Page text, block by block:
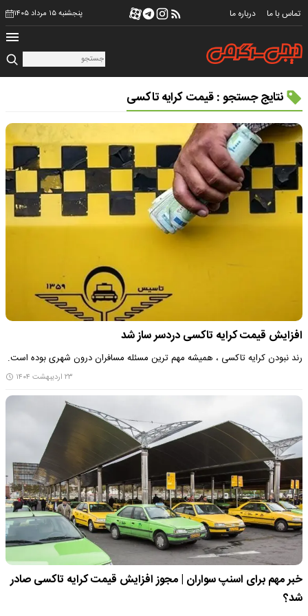
تماس با ما درباره ما پنجشنبه ۱۵ مرداد ۱۴۰۵
نتایج جستجو : قیمت کرایه تاکسی
افزایش قیمت کرایه تاکسی دردسر ساز شد
رند نبودن کرایه تاکسی ، همیشه مهم ترین مسئله مسافران درون شهری بوده است.
۲۳ اردیبهشت ۱۴۰۴
خبر مهم برای اسنپ سواران | مجوز افزایش قیمت کرایه تاکسی صادر
شد؟